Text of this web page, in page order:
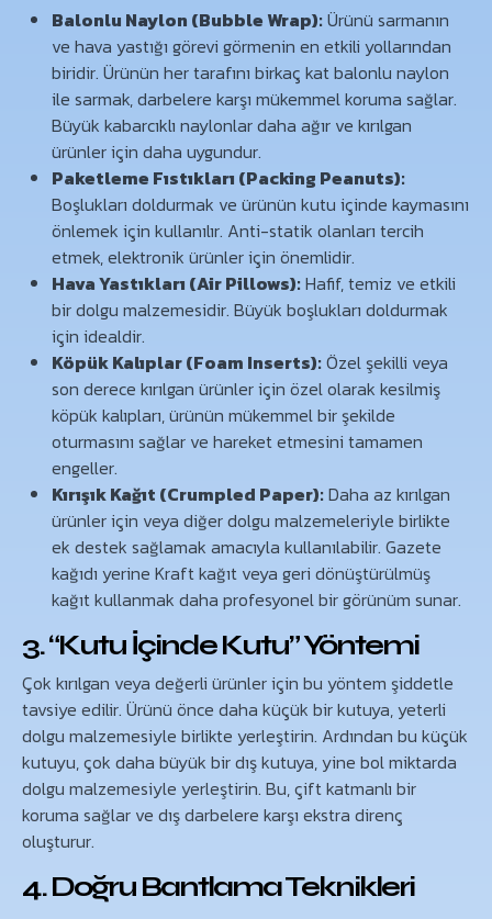
Balonlu Naylon (Bubble Wrap):Ürünü sarmanın
ve hava yastığı görevi görmenin en etkili yollarından
biridir. Ürünün her tarafını birkaç kat balonlu naylon
ile sarmak, darbelere karşı mükemmel koruma sağlar.
Büyük kabarcıklı naylonlar daha ağır ve kırılgan
ürünler için daha uygundur.
Paketleme Fıstıkları (Packing Peanuts):
Boşlukları doldurmak ve ürünün kutu içinde kaymasını
önlemek için kullanılır. Anti-statik olanları tercih
etmek, elektronik ürünler için önemlidir.
Hava Yastıkları (Air Pillows):Hafif, temiz ve etkili
bir dolgu malzemesidir. Büyük boşlukları doldurmak
için idealdir.
Köpük Kalıplar (Foam Inserts):Özel şekilli veya
son derece kırılgan ürünler için özel olarak kesilmiş
köpük kalıpları, ürünün mükemmel bir şekilde
oturmasını sağlar ve hareket etmesini tamamen
engeller.
Kırışık Kağıt (Crumpled Paper):Daha az kırılgan
ürünler için veya diğer dolgu malzemeleriyle birlikte
ek destek sağlamak amacıyla kullanılabilir. Gazete
kağıdı yerine Kraft kağıt veya geri dönüştürülmüş
kağıt kullanmak daha profesyonel bir görünüm sunar.
3. “Kutu İçinde Kutu” Yöntemi
Çok kırılgan veya değerli ürünler için bu yöntem şiddetle
tavsiye edilir. Ürünü önce daha küçük bir kutuya, yeterli
dolgu malzemesiyle birlikte yerleştirin. Ardından bu küçük
kutuyu, çok daha büyük bir dış kutuya, yine bol miktarda
dolgu malzemesiyle yerleştirin. Bu, çift katmanlı bir
koruma sağlar ve dış darbelere karşı ekstra direnç
oluşturur.
4. Doğru Bantlama Teknikleri